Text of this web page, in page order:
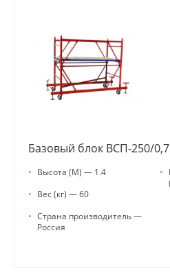
Базовый блок ВСП-250/0,7
• Высота (М) — 1.4
• Вес (кг) — 60
• Страна производитель —
Россия
•